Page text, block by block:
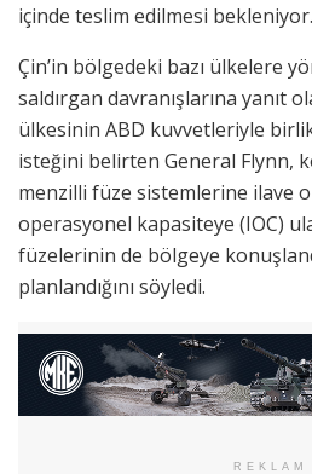
içinde teslim edilmesi bekleniyor.
Çin’in bölgedeki bazı ülkelere
saldırgan davranışlarına yanıt
ülkesinin ABD kuvvetleriyle
isteğini belirten General Flynn,
menzilli füze sistemlerine ilave
operasyonel kapasiteye (IOC)
füzelerinin de bölgeye
planlandığını söyledi.
REKLAM